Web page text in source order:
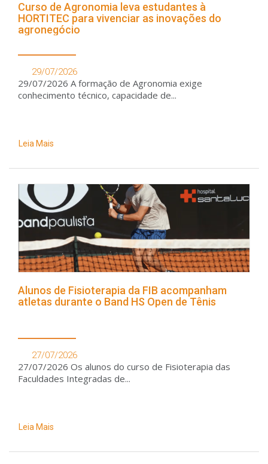
Curso de Agronomia leva estudantes à
HORTITEC para vivenciar as inovações do
agronegócio
29/07/2026
29/07/2026 A formação de Agronomia exige
conhecimento técnico, capacidade de...
Leia Mais
Alunos de Fisioterapia da FIB acompanham
atletas durante o Band HS Open de Tênis
27/07/2026
27/07/2026 Os alunos do curso de Fisioterapia das
Faculdades Integradas de...
Leia Mais